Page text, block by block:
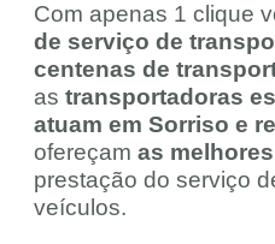
Com apenas 1 clique
de serviço de
centenas de
as transportadoras
atuam em Sorriso e
ofereçam as
prestação do serviço
veículos.